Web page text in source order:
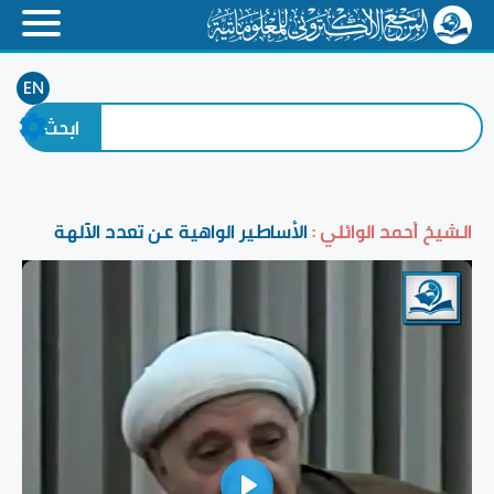
EN
الشيخ أحمد الوائلي :الأساطير الواهية عن تعدد الآلهة